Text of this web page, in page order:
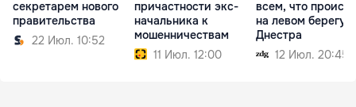
секретарем нового
правительства
22 Июл. 10:52
причастности экс-
начальника к
мошенничествам
11 Июл. 12:00
всем, что
на левом берегу
Днестра
12 Июл. 20:45